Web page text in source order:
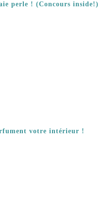
perle ! (Concours inside!)
votre intérieur !